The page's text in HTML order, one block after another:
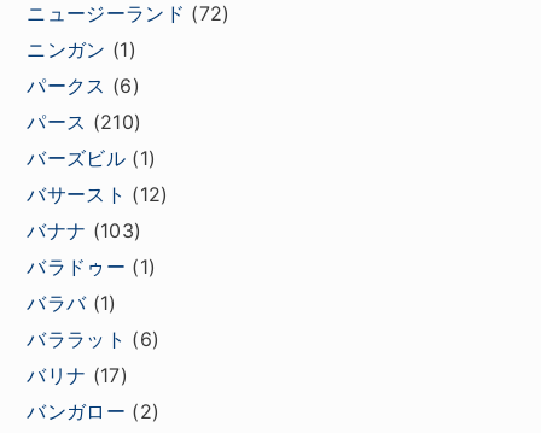
ニュージーランド (72)
ニンガン (1)
パークス (6)
パース (210)
バーズビル (1)
バサースト (12)
バナナ (103)
バラドゥー (1)
バラバ(1)
バララット (6)
バリナ (17)
バンガロー (2)